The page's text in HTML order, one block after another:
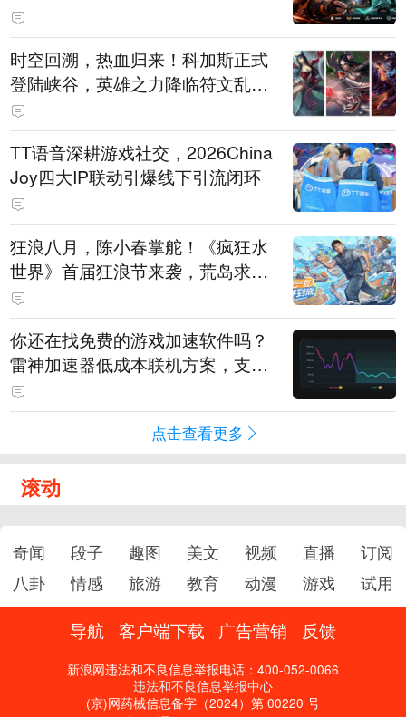
时空回溯，热血归来！科加斯正式
登陆峡谷，英雄之力降临符文乱
斗！
TT语音深耕游戏社交，2026China
Joy四大IP联动引爆线下引流闭环
狂浪八月，陈小春掌舵！《疯狂水
世界》首届狂浪节来袭，荒岛求生
直播即将开启
你还在找免费的游戏加速软件吗？
雷神加速器低成本联机方案，支持
免费试用
点击查看更多
滚动
奇闻 段子 趣图 美文 视频 直播
订阅
八卦
情感 旅游 教育 动漫 游戏 试用
导航 客户端下载 广告营销 反馈
新浪网违法和不良信息举报电话：400-052-0066
违法和不良信息举报中心
(京)网药械信息备字（2024）第 00220 号